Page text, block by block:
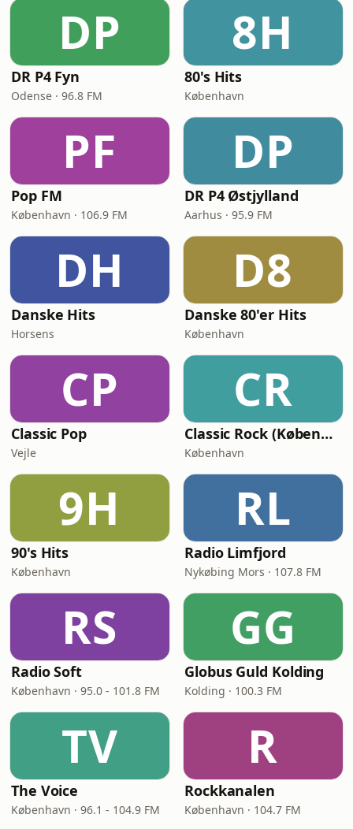
DP
DR P4 Fyn
Odense · 96.8 FM
8H
80's Hits
København
PF
Pop FM
København · 106.9 FM
DP
DR P4 Østjylland
Aarhus · 95.9 FM
DH
Danske Hits
Horsens
D8
Danske 80'er Hits
København
CP
Classic Pop
Vejle
CR
Classic Rock (København)
København
9H
90's Hits
København
RL
Radio Limfjord
Nykøbing Mors · 107.8 FM
RS
Radio Soft
København · 95.0 - 101.8 FM
GG
Globus Guld Kolding
Kolding · 100.3 FM
TV
The Voice
København · 96.1 - 104.9 FM
R
Rockkanalen
København · 104.7 FM